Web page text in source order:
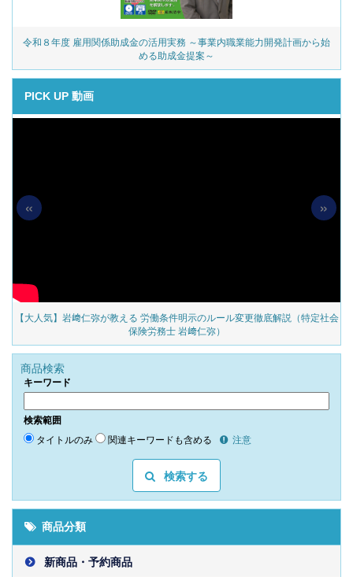
令和８年度 雇用関係助成金の活用実務 ～事業内職業能力開発計画から始
める助成金提案～
PICK UP 動画
【大人気】岩﨑仁弥が教える 労働条件明示のルール変更徹底解説（特定社会
保険労務士 岩﨑仁弥）
« »
商品検索
キーワード
検索範囲
タイトルのみ 関連キーワードも含める 注意
検索する
商品分類
新商品・予約商品